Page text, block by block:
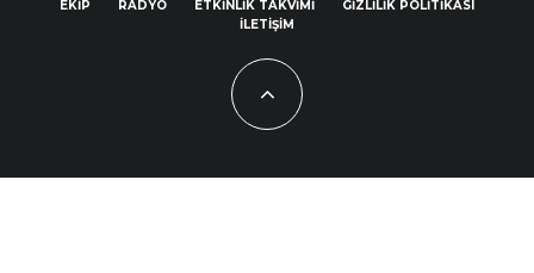
EKIP RADYO ETKINLIK TAKVIMI
GIZLILIK POLITIKASI
İLETIŞIM